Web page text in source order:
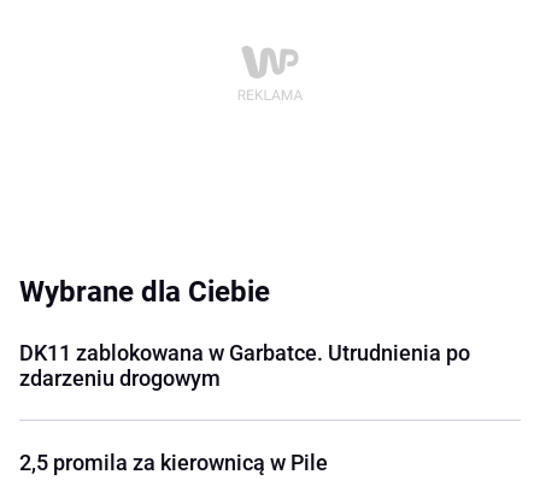
Wybrane dla Ciebie
DK11 zablokowana w Garbatce. Utrudnienia po
zdarzeniu drogowym
2,5 promila za kierownicą w Pile